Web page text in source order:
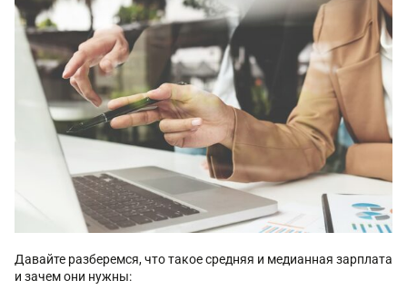
Давайте разберемся, что такое средняя и медианная зарплата
и зачем они нужны: